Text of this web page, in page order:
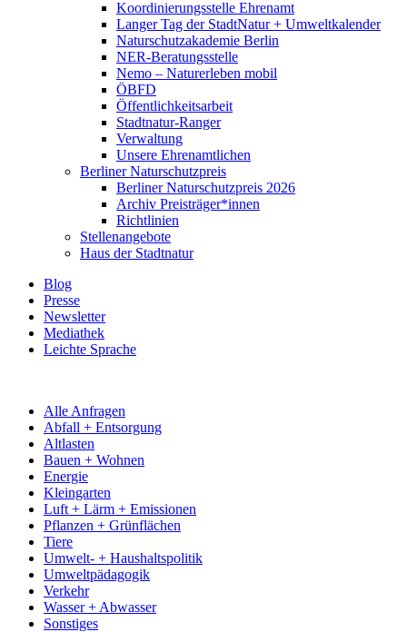
Koordinierungsstelle Ehrenamt
Langer Tag der StadtNatur + Umweltkalender
Naturschutzakademie Berlin
NER-Beratungsstelle
Nemo – Naturerleben mobil
ÖBFD
Öffentlichkeitsarbeit
Stadtnatur-Ranger
Verwaltung
Unsere Ehrenamtlichen
Berliner Naturschutzpreis
Berliner Naturschutzpreis 2026
Archiv Preisträger*innen
Richtlinien
Stellenangebote
Haus der Stadtnatur
Blog
Presse
Newsletter
Mediathek
Leichte Sprache
Alle Anfragen
Abfall + Entsorgung
Altlasten
Bauen + Wohnen
Energie
Kleingarten
Luft + Lärm + Emissionen
Pflanzen + Grünflächen
Tiere
Umwelt- + Haushaltspolitik
Umweltpädagogik
Verkehr
Wasser + Abwasser
Sonstiges